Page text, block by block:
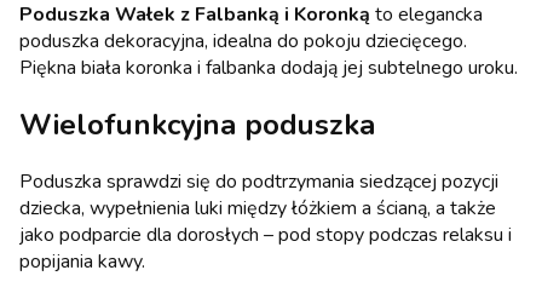
Poduszka Wałek z Falbanką i Koronką to elegancka
poduszka dekoracyjna, idealna do pokoju dziecięcego.
Piękna biała koronka i falbanka dodają jej subtelnego uroku.
Wielofunkcyjna poduszka
Poduszka sprawdzi się do podtrzymania siedzącej pozycji
dziecka, wypełnienia luki między łóżkiem a ścianą, a także
jako podparcie dla dorosłych – pod stopy podczas relaksu i
popijania kawy.